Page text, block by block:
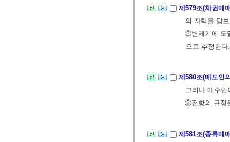
제579조(채권매
의 자력을 담
②변제기에 도
으로 추정한다.
제580조(매도인
그러나 매수
②전항의 규정
제581조(종류매